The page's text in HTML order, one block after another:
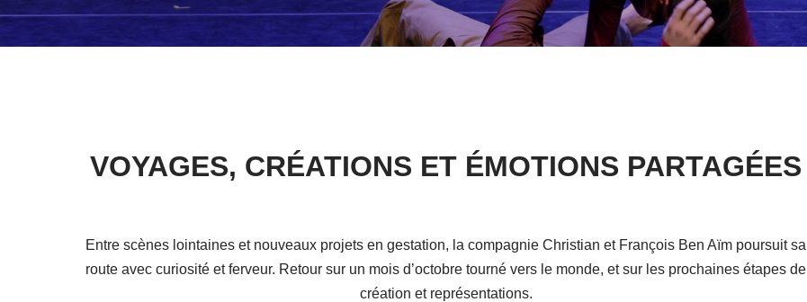
VOYAGES, CRÉATIONS ET ÉMOTIONS PARTAGÉES
Entre scènes lointaines et nouveaux projets en gestation, la compagnie Christian et François Ben Aïm poursuit sa
route avec curiosité et ferveur. Retour sur un mois d’octobre tourné vers le monde, et sur les prochaines étapes de
création et représentations.